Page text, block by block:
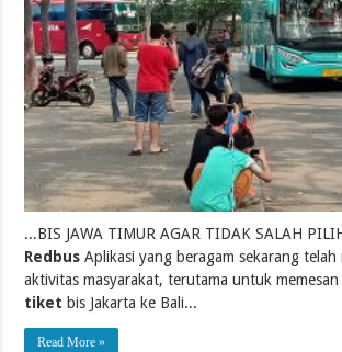
...BIS JAWA TIMUR AGAR TIDAK SALAH
Redbus Aplikasi yang beragam sekarang telah
aktivitas masyarakat, terutama untuk memesan
tiket bis Jakarta ke Bali...
Read More »